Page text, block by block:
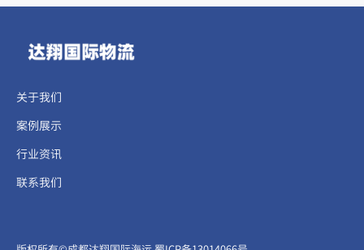
关于我们
案例展示
行业资讯
联系我们